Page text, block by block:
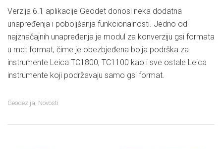
Verzija 6.1 aplikacije Geodet donosi neka dodatna
unapređenja i poboljšanja funkcionalnosti. Jedno od
najznačajnih unapređenja je modul za konverziju gsi formata
u mdt format, čime je obezbjeđena bolja podrška za
instrumente Leica TC1800, TC1100 kao i sve ostale Leica
instrumente koji podržavaju samo gsi format.
Geodezija, Novosti